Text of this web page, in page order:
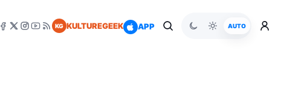
KG KULTUREGEEK APP AUTO